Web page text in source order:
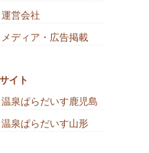
運営会社
メディア・広告掲載
イト
温泉ぱらだいす鹿児島
温泉ぱらだいす山形